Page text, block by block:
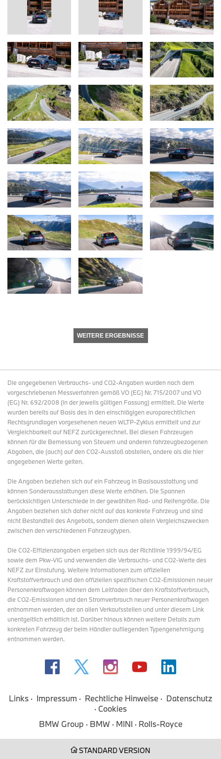
WEITERE ERGEBNISSE
Die angegebenen Verbrauchs- und CO2-Angaben wurden nach dem
vorgeschriebenen Messverfahren gemäß VO (EG) Nr. 715/2007 und VO
(EG) Nr. 692/2008 (in der jeweils gültigen Fassung) ermittelt. Die Werte
wurden bereits auf Basis des in den einschlägigen europarechtlichen
Rechtsgrundlagen vorgesehenen neuen WLTP-Zyklus ermittelt und zur
Vergleichbarkeit auf NEFZ zurückgerechnet. Bei diesen Fahrzeugen
können für die Bemessung von Steuern und anderen fahrzeugbezogenen
Abgaben, die (auch) auf den CO2-Ausstoß abstellen, andere als die hier
angegebenen Werte gelten.
Die Angaben beziehen sich auf ein Fahrzeug in Basisausstattung und
können Sonderausstattungen diese Werte erhöhen. Die Spannen
berücksichtigen Unterschiede in der gewählten Rad- und Reifengröße. Die
Angaben beziehen sich daher nicht auf das konkrete Fahrzeug und sind
nicht Bestandteil des Angebots, sondern dienen allein Vergleichszwecken
zwischen den verschiedenen Fahrzeugtypen.
Die CO2-Effizienzangaben ergeben sich aus der Richtlinie 1999/94/EG
sowie dem Pkw-VIG und verwenden die Verbrauchs- und CO2-Werte des
NEFZ zur Einstufung. Weitere Informationen zum offiziellen
Kraftstoffverbrauch und den offiziellen spezifischen CO2-Emissionen neuer
Personenkraftwagen können dem Leitfaden über den Kraftstoffverbrauch,
die CO2-Emissionen und den Stromverbrauch neuer Personenkraftwagen
entnommen werden, der an allen Verkaufsstellen und unter diesem Link
unentgeltlich erhältlich ist. Darüber hinaus können weitere Details zum
konkreten Fahrzeug der beim Händler aufliegenden Typengenehmigung
entnommen werden.
Links Impressum Rechtliche Hinweise
Datenschutz
Cookies
BMW Group
BMW MINI Rolls-Royce
STANDARD VERSION